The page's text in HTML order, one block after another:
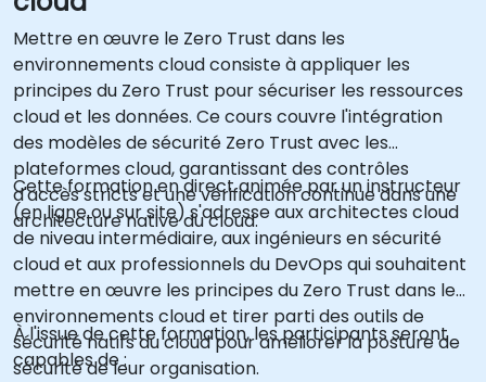
Mettre en œuvre le Zero Trust dans les
environnements cloud consiste à appliquer les
principes du Zero Trust pour sécuriser les ressources
cloud et les données. Ce cours couvre l'intégration
des modèles de sécurité Zero Trust avec les
plateformes cloud, garantissant des contrôles
d'accès stricts et une vérification continue dans une
architecture native du cloud.
Cette formation en direct animée par un instructeur
(en ligne ou sur site) s'adresse aux architectes cloud
de niveau intermédiaire, aux ingénieurs en sécurité
cloud et aux professionnels du DevOps qui souhaitent
mettre en œuvre les principes du Zero Trust dans les
environnements cloud et tirer parti des outils de
sécurité natifs du cloud pour améliorer la posture de
sécurité de leur organisation.
À l'issue de cette formation, les participants seront
capables de :